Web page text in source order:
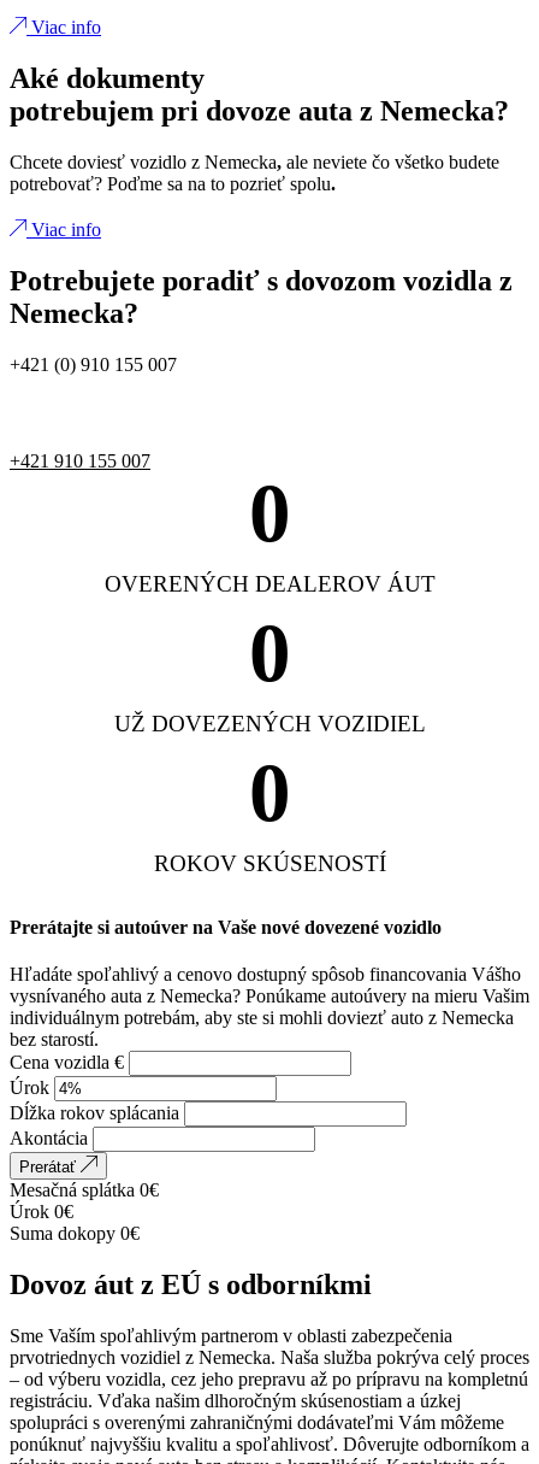
Viac info
Aké dokumenty
potrebujem pri dovoze auta z Nemecka?
Chcete doviesť vozidlo z Nemecka, ale neviete čo všetko budete
potrebovať? Poďme sa na to pozrieť spolu.
Viac info
Potrebujete poradiť s dovozom vozidla z
Nemecka?
+421 (0) 910 155 007
+421 910 155 007
OVERENÝCH DEALEROV ÁUT
0
UŽ DOVEZENÝCH VOZIDIEL
0
ROKOV SKÚSENOSTÍ
0
Prerátajte si autoúver na Vaše nové dovezené vozidlo
Hľadáte spoľahlivý a cenovo dostupný spôsob financovania Vášho
vysnívaného auta z Nemecka? Ponúkame autoúvery na mieru Vašim
individuálnym potrebám, aby ste si mohli doviezť auto z Nemecka
bez starostí.
Cena vozidla €
Úrok
Dĺžka rokov splácania
Akontácia
Prerátať
Mesačná splátka 0€
Úrok 0€
Suma dokopy 0€
Dovoz áut z EÚ s odborníkmi
Sme Vaším spoľahlivým partnerom v oblasti zabezpečenia
prvotriednych vozidiel z Nemecka. Naša služba pokrýva celý proces
– od výberu vozidla, cez jeho prepravu až po prípravu na kompletnú
registráciu. Vďaka našim dlhoročným skúsenostiam a úzkej
spolupráci s overenými zahraničnými dodávateľmi Vám môžeme
ponúknuť najvyššiu kvalitu a spoľahlivosť. Dôverujte odborníkom a